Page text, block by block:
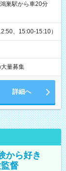
鴻巣駅から車20分
、15:00-15:10）
量募集
詳細へ
から好き
督